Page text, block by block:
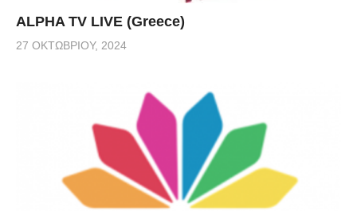
ALPHA TV LIVE (Greece)
27 ΟΚΤΩΒΡΊΟΥ, 2024